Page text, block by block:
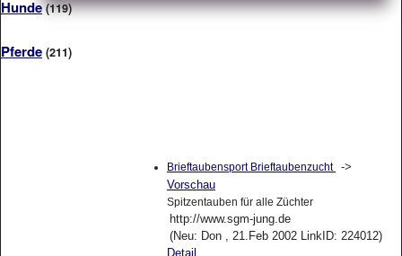
Hunde (119)
Pferde (211)
Brieftaubensport Brieftaubenzucht ->
Vorschau
Spitzentauben für alle Züchter
http://www.sgm-jung.de
(Neu: Don , 21.Feb 2002 LinkID: 224012)
Detail